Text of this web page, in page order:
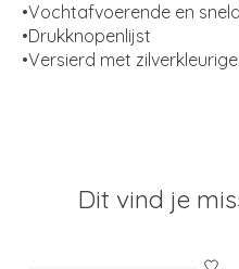
•Vochtafvoerende en
•Drukknopenlijst
•Versierd met
Dit vind je
Items van productcarrousel